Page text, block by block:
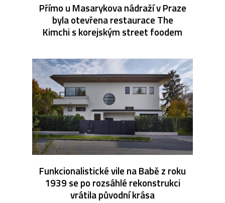
Přímo u Masarykova nádraží v Praze
byla otevřena restaurace The
Kimchi s korejským street foodem
Funkcionalistické vile na Babě z roku
1939 se po rozsáhlé rekonstrukci
vrátila původní krása